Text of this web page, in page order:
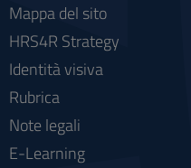
Mappa del sito
HRS4R Strategy
Identità visiva
Rubrica
Note legali
E-Learning